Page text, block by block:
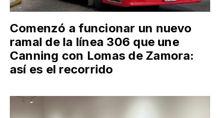
Comenzó a funcionar un nuevo
ramal de la línea 306 que une
Canning con Lomas de Zamora:
así es el recorrido